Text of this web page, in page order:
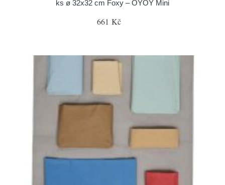
ks ø 32x32 cm Foxy – OYOY Mini
661 Kč